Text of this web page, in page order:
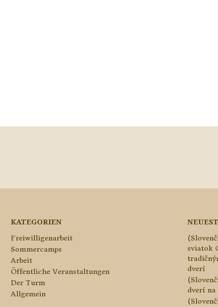
KATEGORIEN
Freiwilligenarbeit
Sommercamps
Arbeit
Öffentliche Veranstaltungen
Der Turm
Allgemein
sviatok
dverí
dverí na